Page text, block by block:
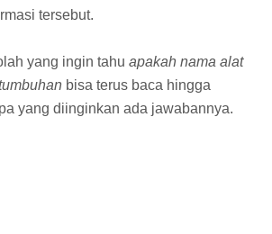
tersebut.
yang ingin tahu apakah nama alat
bisa terus baca hingga
yang diinginkan ada jawabannya.